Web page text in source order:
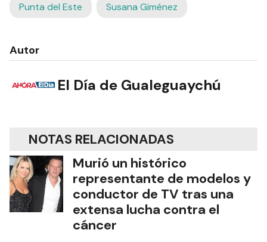
Punta del Este Susana Giménez
Autor
El Día de Gualeguaychú
NOTAS RELACIONADAS
Murió un histórico
representante de modelos y
conductor de TV tras una
extensa lucha contra el
cáncer